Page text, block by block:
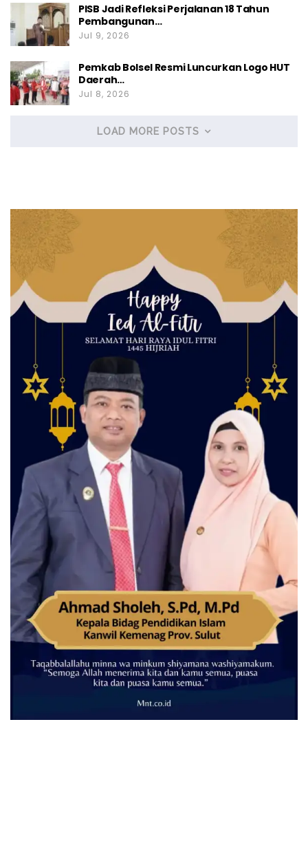
PISB Jadi Refleksi Perjalanan 18 Tahun
Pembangunan…
Jul 9, 2026
Pemkab Bolsel Resmi Luncurkan Logo HUT
Daerah…
Jul 8, 2026
LOAD MORE POSTS